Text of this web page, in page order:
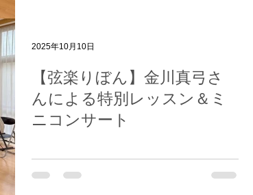
【弦楽りぼん】金川真弓さ
んによる特別レッスン＆ミ
ニコンサート
2025年10月10日